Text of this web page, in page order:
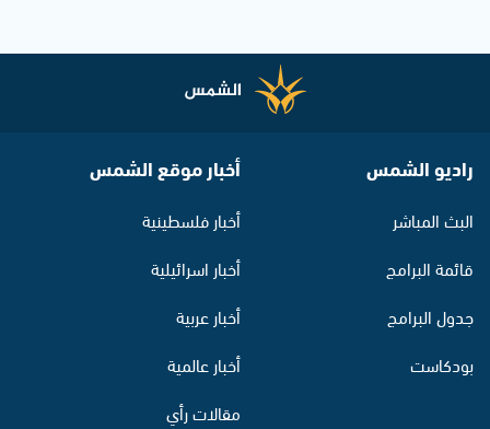
راديو الشمس
البث المباشر
قائمة البرامج
جدول البرامج
بودكاست
أخبار موقع الشمس
أخبار فلسطينية
أخبار اسرائيلية
أخبار عربية
أخبار عالمية
مقالات رأي